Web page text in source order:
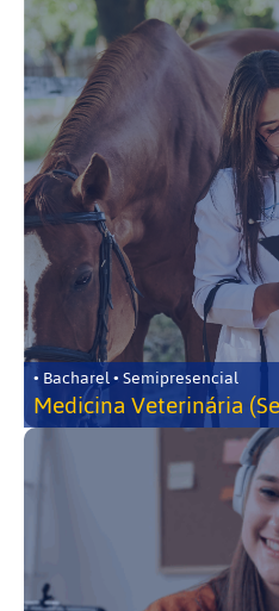
• Bacharel • Semipresencial
Medicina Veterinária